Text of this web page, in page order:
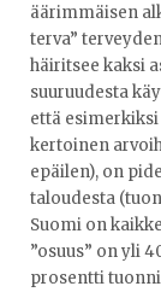
äärimmäisen
terva”
häiritsee kaksi
suuruudesta
että
kertoinen
epäilen), on
taloudesta
Suomi on
”osuus” on yli
prosentti